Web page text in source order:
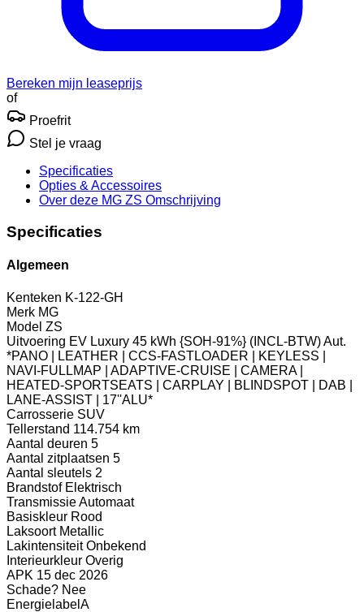
Bereken mijn leaseprijs
of
Proefrit
Stel je vraag
Specificaties
Opties & Accessoires
Over deze MG ZS Omschrijving
Specificaties
Algemeen
Kenteken K-122-GH
Merk MG
Model ZS
Uitvoering EV Luxury 45 kWh {SOH-91%} (INCL-BTW) Aut.
*PANO | LEATHER | CCS-FASTLOADER | KEYLESS |
NAVI-FULLMAP | ADAPTIVE-CRUISE | CAMERA |
HEATED-SPORTSEATS | CARPLAY | BLINDSPOT | DAB |
LANE-ASSIST | 17''ALU*
Carrosserie SUV
Tellerstand 114.754 km
Aantal deuren 5
Aantal zitplaatsen 5
Aantal sleutels 2
Brandstof Elektrisch
TransmissieAutomaat
Basiskleur Rood
Laksoort Metallic
Lakintensiteit Onbekend
Interieurkleur Overig
APK 15 dec 2026
Schade? Nee
Energielabel A